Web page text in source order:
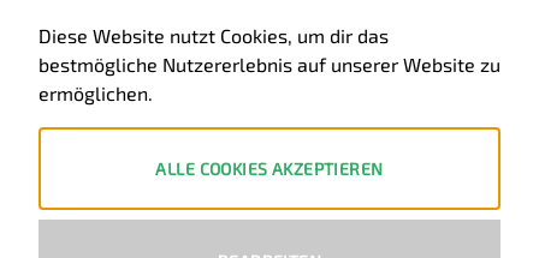
Allgemeine Geschäftsbedingungen
Datenschutz
Diese Website nutzt Cookies, um dir das
bestmögliche Nutzererlebnis auf unserer Website zu
ermöglichen.
ALLE COOKIES AKZEPTIEREN